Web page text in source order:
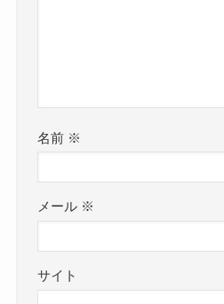
名前 ※
メール ※
サイト